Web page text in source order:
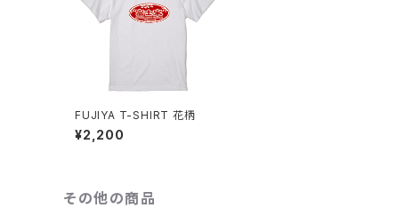
FUJIYA T-SHIRT 花柄
¥2,200
その他の商品